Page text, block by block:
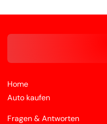
Home
Auto kaufen
Fragen & Antworten